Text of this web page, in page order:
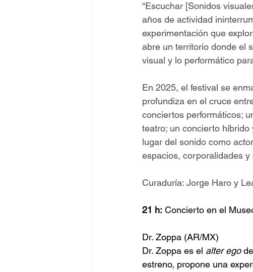
“Escuchar [Sonidos
años de actividad
experimentación que
abre un territorio donde el
visual y lo performático
En 2025, el festival se
profundiza en el cruce
conciertos performáticos;
teatro; un concierto
lugar del sonido como
espacios, corporalidades
Curaduría: Jorge Haro y
21 h: Concierto en el
Dr. Zoppa (AR/MX)
Dr. Zoppa es el alter ego de
estreno, propone una